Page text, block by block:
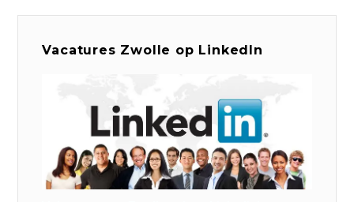
Vacatures Zwolle op LinkedIn